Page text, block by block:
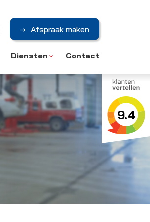
Afspraak maken
Diensten Contact
9.4